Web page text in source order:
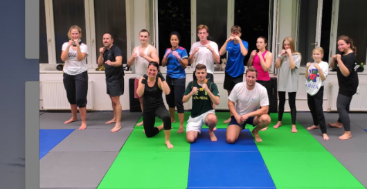
Kurse an.
Wir machen Dich fit!
ANMELDUNG ZUM PROBETRAINING
Mierendorffstraße 20, 10589 Berlin
Mehr als 70 Google Bewertungen mit 5,0